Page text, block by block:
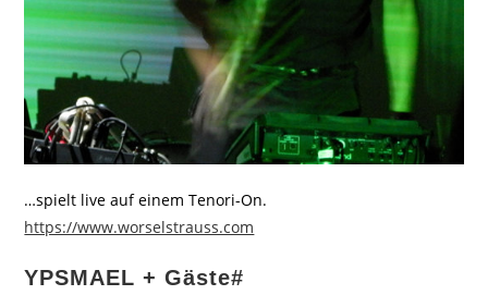
…spielt live auf einem Tenori-On.
https://www.worselstrauss.com
YPSMAEL + Gäste#